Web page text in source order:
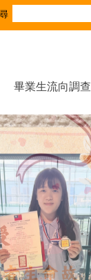
畢業生流向調查